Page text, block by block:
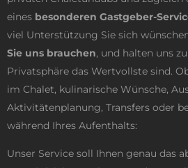
eines besonderen Gastgeber-
viel Unterstützung Sie sich
Sie uns brauchen, und halten uns
Privatsphäre das Wertvollste sind.
im Chalet, kulinarische Wünsche,
Aktivitätenplanung, Transfers oder
während Ihres Aufenthalts:
Unser Service soll Ihnen genau das